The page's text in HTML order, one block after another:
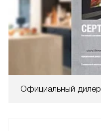
Официальный дилер